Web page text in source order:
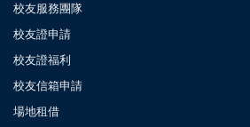
校友服務團隊
校友證申請
校友證福利
校友信箱申請
場地租借